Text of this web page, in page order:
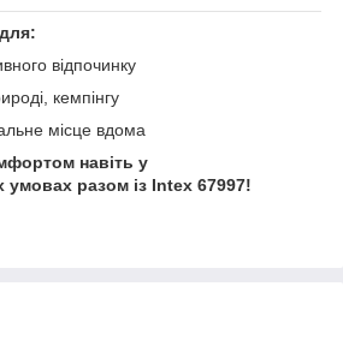
відпочинку
кемпінгу
місце вдома
навіть у
умовах разом із Intex 67997!